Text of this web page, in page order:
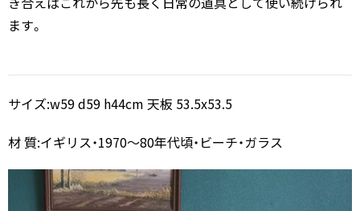
ます。
サイズ:w59 d59 h44cm 天板 53.5x53.5
材 質:イギリス・1970～80年代頃・ビーチ・ガラス